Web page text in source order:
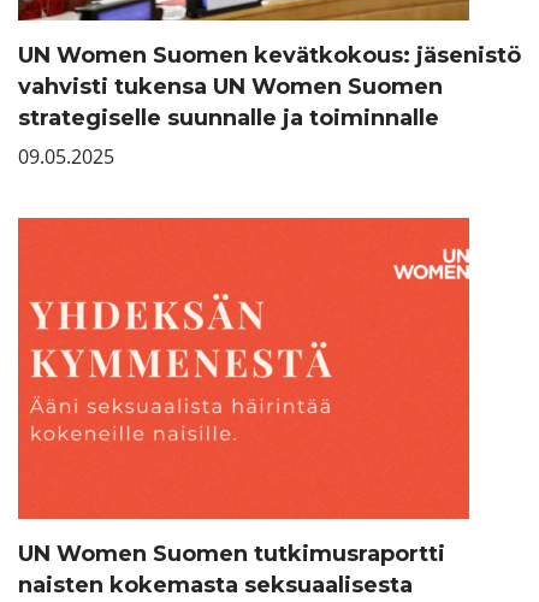
UN Women Suomen kevätkokous: jäsenistö
vahvisti tukensa UN Women Suomen
strategiselle suunnalle ja toiminnalle
09.05.2025
UN Women Suomen tutkimusraportti
naisten kokemasta seksuaalisesta